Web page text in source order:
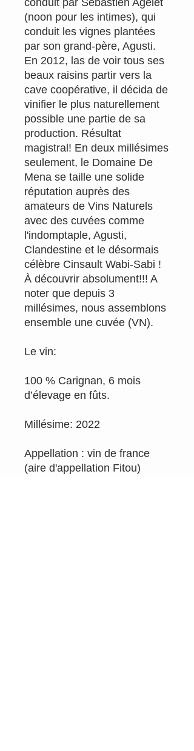
(noon pour les intimes), qui
conduit les vignes plantées
par son grand-père, Agusti.
En 2012, las de voir tous ses
beaux raisins partir vers la
cave coopérative, il décida de
vinifier le plus naturellement
possible une partie de sa
production. Résultat
magistral! En deux millésimes
seulement, le Domaine De
Mena se taille une solide
réputation auprès des
amateurs de Vins Naturels
avec des cuvées comme
l'indomptaple, Agusti,
Clandestine et le désormais
célèbre Cinsault Wabi-Sabi !
À découvrir absolument!!! A
noter que depuis 3
millésimes, nous assemblons
ensemble une cuvée (VN).
Le vin:
100 % Carignan, 6 mois
d’élevage en fûts.
Millésime: 2022
Appellation : vin de france
(aire d'appellation Fitou)